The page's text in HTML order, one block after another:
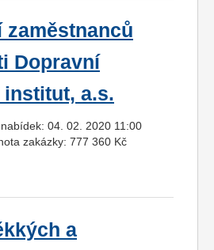
zaměstnanců
Dopravní
a.s.
04. 02. 2020 11:00
zakázky: 777 360 Kč
a